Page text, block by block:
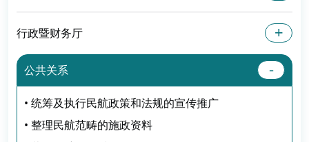
行政暨财务厅
公共关系
• 统筹及执行民航政策和法规的宣传推广
• 整理民航范畴的施政资料